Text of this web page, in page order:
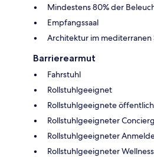
Mindestens 80% der
Empfangssaal
Architektur im mediterranen
Barrierearmut
Fahrstuhl
Rollstuhlgeeignet
Rollstuhlgeeignete
Rollstuhlgeeigneter
Rollstuhlgeeigneter
Rollstuhlgeeigneter